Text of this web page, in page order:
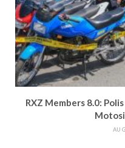
RXZ Members 8.0: